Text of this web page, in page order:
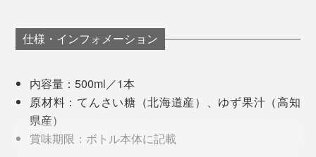
まさに、香りは味。仁淀川が育てた香り高いゆずが、い
つものお酒やお茶を、グッとおいしくしてくれるのも納
割りにも。ゆずの香気で、いっそういい気分に。
つもの紅茶に、かすかな酸味や甘味が層をなして、なん
とも言えず、深みのある味わいに。
いつものカップに、シロップを大さじ1杯入れただけな
のに、プロがブレンドしたフレーバーティーみたいに、
味がととのっている！と思いました。
仕様・インフォメーション
内容量：500ml／1本
原材料：てんさい糖（北海道産）、ゆず果汁（高知
県産）
賞味期限：ボトル本体に記載